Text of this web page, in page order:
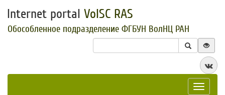
Internet portal VolSC RAS
Обособленное подразделение ФГБУН ВолНЦ РАН
Toggle